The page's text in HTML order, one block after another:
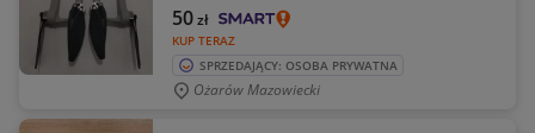
KUP TERAZ
50zł
SPRZEDAJĄCY: OSOBA PRYWATNA
Ożarów Mazowiecki